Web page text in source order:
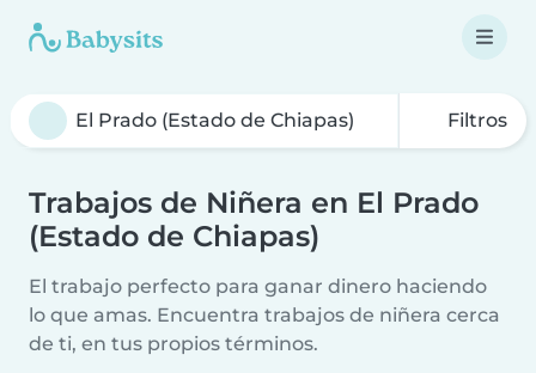
Filtros
Trabajos de Niñera en El Prado
(Estado de Chiapas)
El trabajo perfecto para ganar dinero haciendo
lo que amas. Encuentra trabajos de niñera cerca
de ti, en tus propios términos.